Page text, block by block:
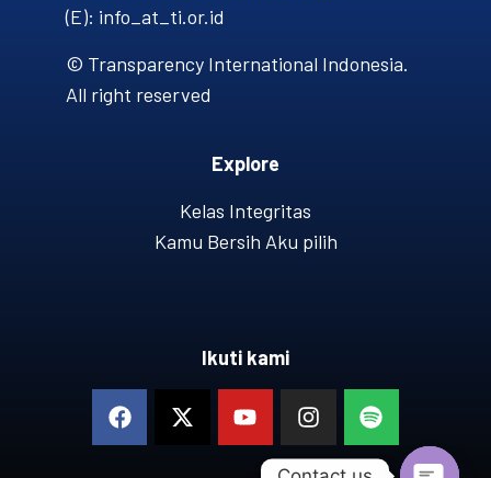
(E): info_at_ti.or.id
© Transparency International Indonesia.
All right reserved
Explore
Kelas Integritas
Kamu Bersih Aku pilih
Ikuti kami